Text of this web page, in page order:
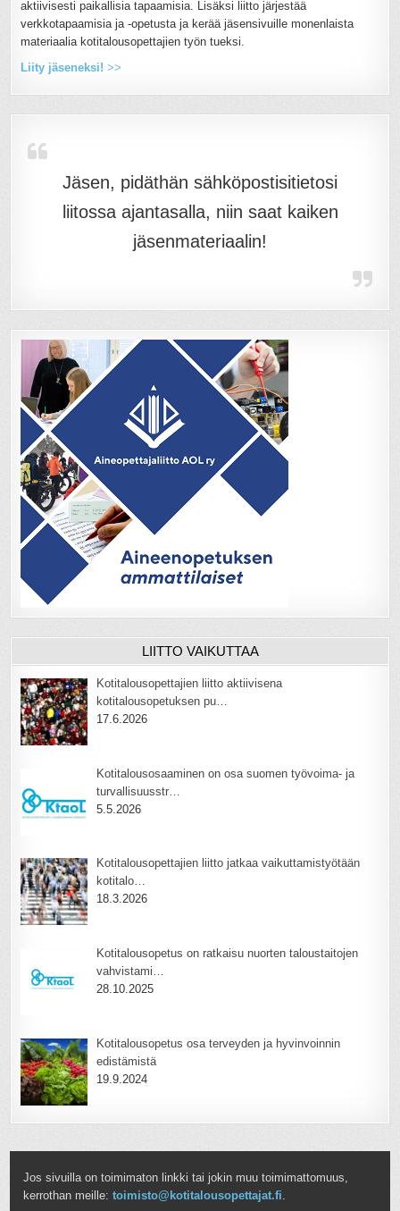
aktiivisesti paikallisia tapaamisia. Lisäksi liitto järjestää
verkkotapaamisia ja -opetusta ja kerää jäsensivuille monenlaista
materiaalia kotitalousopettajien työn tueksi.
Liity jäseneksi! >>
Jäsen, pidäthän sähköpostisitietosi
liitossa ajantasalla, niin saat kaiken
jäsenmateriaalin!
LIITTO VAIKUTTAA
Kotitalousopettajien liitto aktiivisena
kotitalousopetuksen pu…
17.6.2026
Kotitalousosaaminen on osa suomen työvoima- ja
turvallisuusstr…
5.5.2026
Kotitalousopettajien liitto jatkaa vaikuttamistyötään
kotitalo…
18.3.2026
Kotitalousopetus on ratkaisu nuorten taloustaitojen
vahvistami…
28.10.2025
Kotitalousopetus osa terveyden ja hyvinvoinnin
edistämistä
19.9.2024
Jos sivuilla on toimimaton linkki tai jokin muu toimimattomuus,
kerrothan meille:toimisto@kotitalousopettajat.fi.